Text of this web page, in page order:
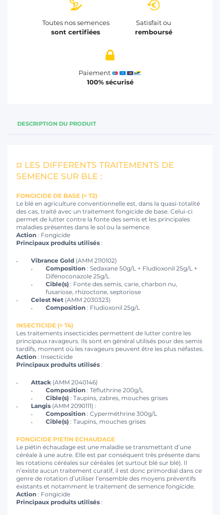
Toutes nos semences
sont certifiées
Satisfait ou
remboursé
Paiement
100% sécurisé
DESCRIPTION DU PRODUIT
¤ LES DIFFERENTS TRAITEMENTS DE
SEMENCE SUR BLE :
FONGICIDE DE BASE (= T2)
Le blé en agriculture conventionnelle est, dans la quasi-totalité
des cas, traité avec un traitement fongicide de base. Celui-ci
permet de lutter contre la fonte des semis et les principales
maladies présentes dans le sol ou la semence.
Action : Fongicide
Principaux produits utilisés :
Vibrance Gold (AMM 2110102)
Composition : Sedaxane 50g/L + Fludioxonil 25g/L +
Difénoconazole 25g/L
Cible(s) : Fonte des semis, carie, charbon nu,
fusariose, rhizoctone, septoriose
Celest Net (AMM 2030323)
Composition : Fludioxonil 25g/L
INSECTICIDE (= T4)
Les traitements insecticides permettent de lutter contre les
principaux ravageurs. Ils sont en général utilisés pour des semis
tardifs, moment où les ravageurs peuvent être les plus néfastes.
Action : Insecticide
Principaux produits utilisés :
Attack (AMM 2040146)
Composition : Téfluthrine 200g/L
Cible(s) : Taupins, zabres, mouches grises
Langis (AMM 2090111) :
Composition : Cyperméthrine 300g/L
Cible(s) : Taupins, mouches grises
FONGICIDE PIETIN ECHAUDAGE
Le piétin échaudage est une maladie se transmettant d’une
céréale à une autre. Elle est par conséquent très présente dans
les rotations céréales sur céréales (et surtout blé sur blé). Il
n’existe aucun traitement curatif, il est donc primordial dans ce
genre de rotation d’utiliser l’ensemble des moyens préventifs
existants et notamment le traitement de semence fongicide.
Action : Fongicide
Principaux produits utilisés :